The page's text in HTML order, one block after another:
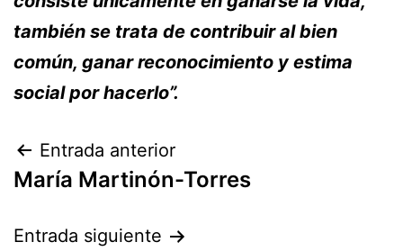
también se trata de contribuir al bien
común, ganar reconocimiento y estima
social por hacerlo”.
Entrada anterior
María Martinón-Torres
Entrada siguiente